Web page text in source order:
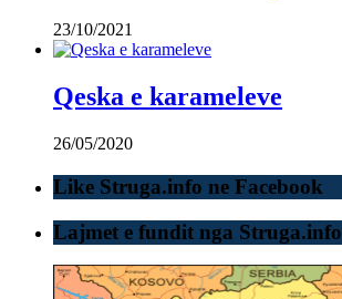
23/10/2021
Qeska e karameleve
26/05/2020
Like Struga.info ne Facebook
Lajmet e fundit nga Struga.info